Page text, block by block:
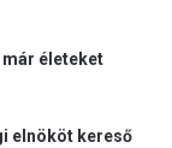
életeket
elnököt kereső